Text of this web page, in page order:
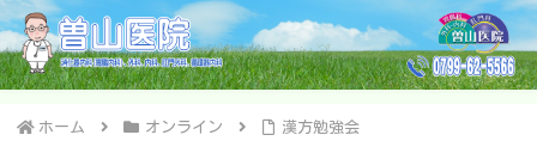
ホーム オンライン 漢方勉強会